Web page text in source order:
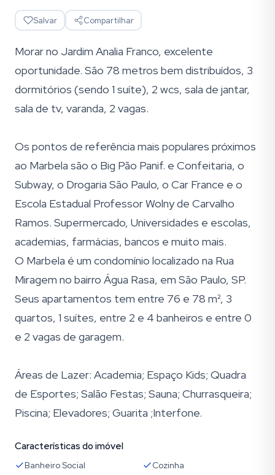
Salvar Compartilhar
Morar no Jardim Analia Franco, excelente
oportunidade. São 78 metros bem distribuídos, 3
dormitórios (sendo 1 suíte), 2 wcs, sala de jantar,
sala de tv, varanda, 2 vagas.
Os pontos de referência mais populares próximos
ao Marbela são o Big Pão Panif. e Confeitaria, o
Subway, o Drogaria São Paulo, o Car France e o
Escola Estadual Professor Wolny de Carvalho
Ramos. Supermercado, Universidades e escolas,
academias, farmácias, bancos e muito mais.
O Marbela é um condomínio localizado na Rua
Miragem no bairro Água Rasa, em São Paulo, SP.
Seus apartamentos tem entre 76 e 78 m², 3
quartos, 1 suítes, entre 2 e 4 banheiros e entre 0
e 2 vagas de garagem.
Áreas de Lazer: Academia; Espaço Kids; Quadra
de Esportes; Salão Festas; Sauna; Churrasqueira;
Piscina; Elevadores; Guarita ;Interfone.
Características do imóvel
Banheiro Social
Cozinha